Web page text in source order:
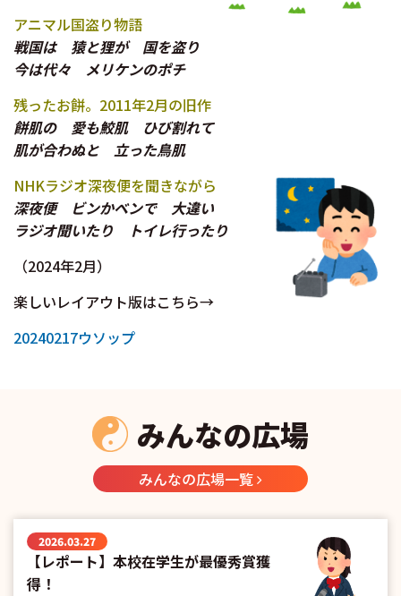
アニマル国盗り物語
戦国は 猿と狸が 国を盗り
今は代々 メリケンのポチ
残ったお餅。2011年2月の旧作
餅肌の 愛も鮫肌 ひび割れて
肌が合わぬと 立った鳥肌
NHKラジオ深夜便を聞きながら
深夜便 ビンかベンで 大違い
ラジオ聞いたり トイレ行ったり
（2024年2月）
楽しいレイアウト版はこちら→
20240217ウソップ
みんなの広場
みんなの広場一覧
2026.03.27
【レポート】本校在学生が最優秀賞獲
得！